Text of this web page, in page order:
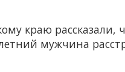
краю
мужчина